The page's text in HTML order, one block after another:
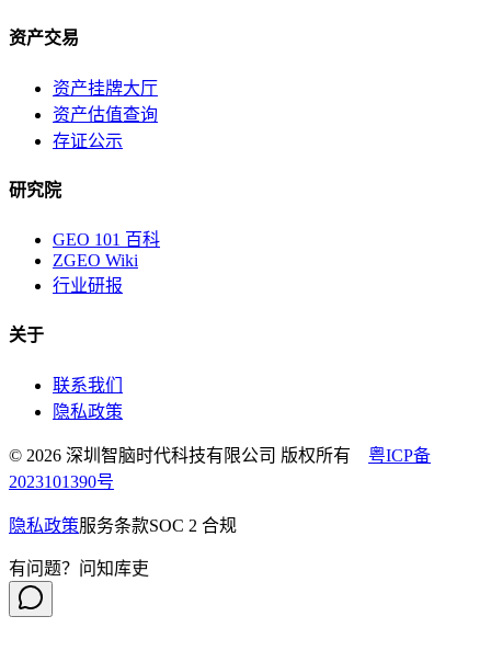
资产交易
资产挂牌大厅
资产估值查询
存证公示
研究院
GEO 101 百科
ZGEO Wiki
行业研报
关于
联系我们
隐私政策
© 2026 深圳智脑时代科技有限公司 版权所有 粤ICP备
2023101390号
隐私政策服务条款SOC 2 合规
有问题？问知库吏